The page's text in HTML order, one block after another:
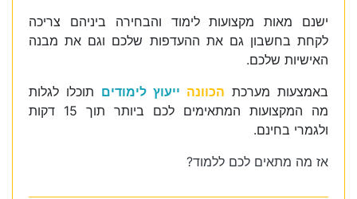
ישנם מאות מקצועות לימוד והבחירה ביניהם צריכה
לקחת בחשבון גם את ההעדפות שלכם וגם את מבנה
האישיות שלכם.
באמצעות מערכת הכוונה ייעוץ לימודים תוכלו לגלות
מה המקצועות המתאימים לכם ביותר תוך 15 דקות
ולגמרי בחינם.
אז מה מתאים לכם ללמוד?